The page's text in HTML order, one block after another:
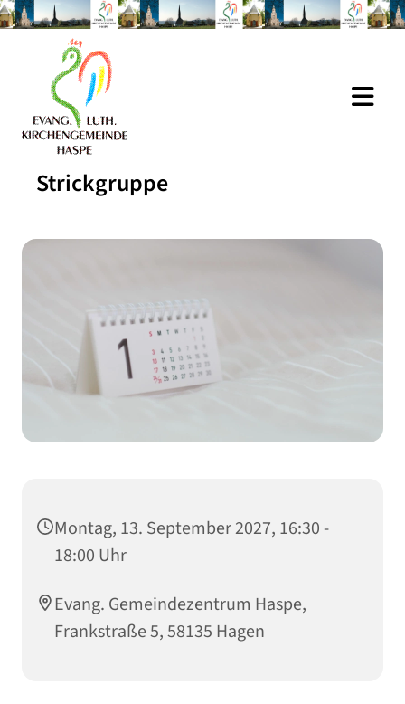
Strickgruppe
Montag, 13. September 2027, 16:30 -
18:00 Uhr
Evang. Gemeindezentrum Haspe,
Frankstraße 5, 58135 Hagen